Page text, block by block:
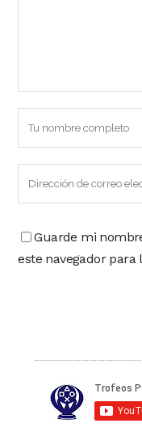
Guarde mi
este navegador